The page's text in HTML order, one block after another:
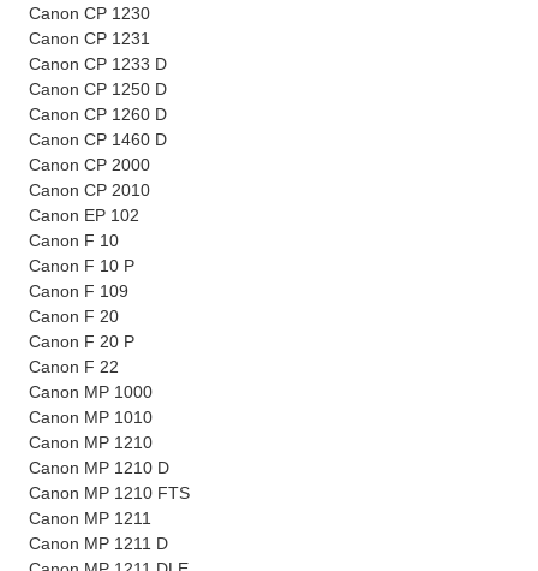
Canon CP 1230
Canon CP 1231
Canon CP 1233 D
Canon CP 1250 D
Canon CP 1260 D
Canon CP 1460 D
Canon CP 2000
Canon CP 2010
Canon EP 102
Canon F 10
Canon F 10 P
Canon F 109
Canon F 20
Canon F 20 P
Canon F 22
Canon MP 1000
Canon MP 1010
Canon MP 1210
Canon MP 1210 D
Canon MP 1210 FTS
Canon MP 1211
Canon MP 1211 D